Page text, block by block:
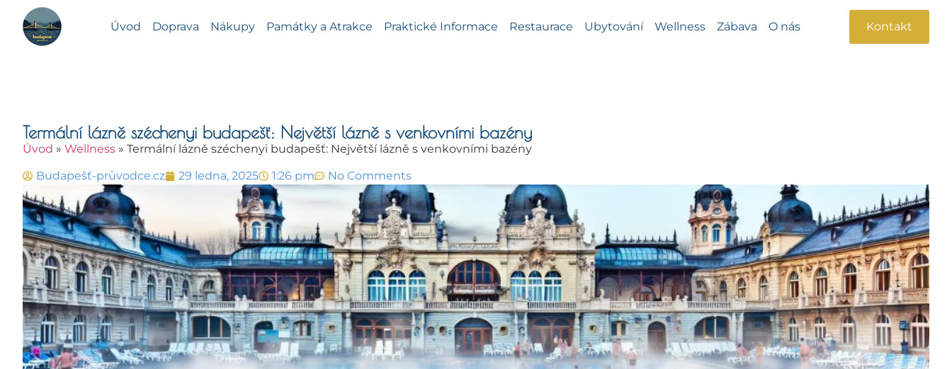
Úvod Doprava Nákupy Památky a Atrakce Praktické Informace Restaurace Ubytování Wellness Zábava O nás Kontakt
Termální lázně széchenyi budapešť: Největší lázně s venkovními bazény
Úvod » Wellness » Termální lázně széchenyi budapešť: Největší lázně s venkovními bazény
Budapešť-průvodce.cz 29 ledna, 2025 1:26 pm No Comments